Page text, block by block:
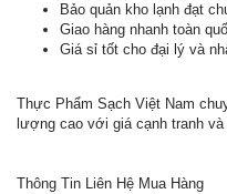
Bảo quản kho lạnh đạt
Giao hàng nhanh toàn
Giá sỉ tốt cho đại lý và
Thực Phẩm Sạch Việt Nam
lượng cao với giá cạnh tranh
Thông Tin Liên Hệ Mua Hàng